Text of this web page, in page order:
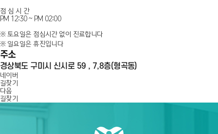
점 심 시 간
PM 12:30 ~ PM 02:00
※ 토요일은 점심시간 없이 진료합니다
※ 일요일은 휴진입니다
주소
경상북도 구미시 신시로 59 , 7,8층(형곡동)
네이버
길찾기
다음
길찾기